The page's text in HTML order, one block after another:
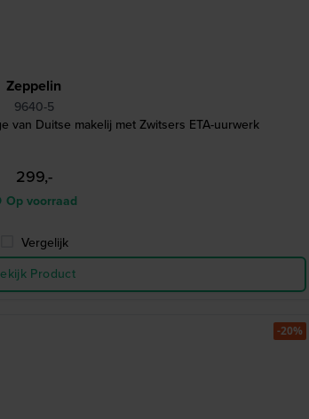
Zeppelin
9640-5
van Duitse makelij met Zwitsers ETA-uurwerk
299,-
voorraad
Vergelijk
Product
-20%